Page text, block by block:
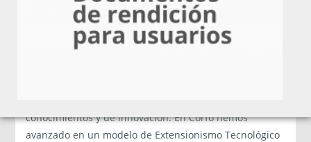
de empresarios en red y a todos sus beneficios.
Para el Vicepresidente Ejecutivo de Corfo, Eduardo
conocimientos y de innovación. En Corfo hemos
avanzado en un modelo de Extensionismo Tecnológico